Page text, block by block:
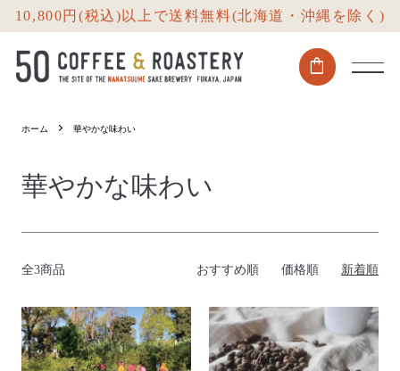
10,800円(税込)以上で送料無料(北海道・沖縄を除く)
shopping_bag
ホーム 華やかな味わい
華やかな味わい
全3商品 おすすめ順 価格順 新着順